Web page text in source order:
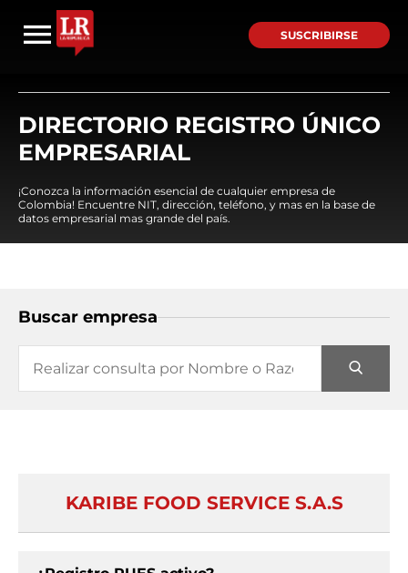
SUSCRIBIRSE
DIRECTORIO REGISTRO ÚNICO
EMPRESARIAL
¡Conozca la información esencial de cualquier empresa de
Colombia! Encuentre NIT, dirección, teléfono, y mas en la base de
datos empresarial mas grande del país.
Buscar empresa
KARIBE FOOD SERVICE S.A.S